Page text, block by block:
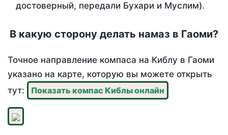
достоверный, передали Бухари и Муслим).
В какую сторону делать намаз в Гаоми?
Точное направление компаса на Киблу в Гаоми
указано на карте, которую вы можете открыть
тут:
Показать компас Киблы онлайн